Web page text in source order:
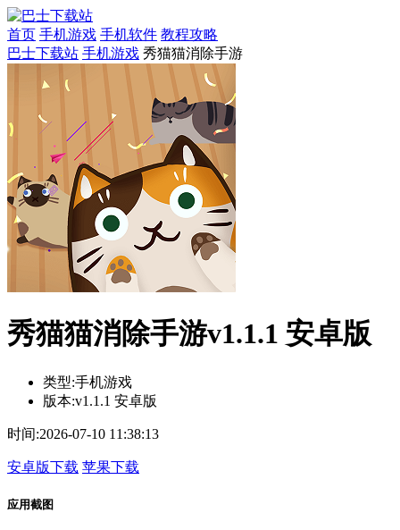
首页 手机游戏 手机软件 教程攻略
巴士下载站 手机游戏 秀猫猫消除手游
秀猫猫消除手游v1.1.1 安卓版
类型:手机游戏
版本:v1.1.1 安卓版
时间:2026-07-10 11:38:13
安卓版下载 苹果下载
应用截图